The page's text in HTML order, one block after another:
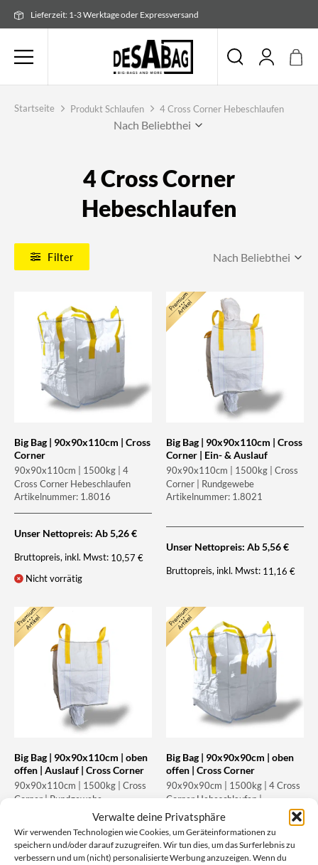
Verwalte deine Privatsphäre
Wir verwenden Technologien wie Cookies, um Geräteinformationen zu
speichern und/oder darauf zuzugreifen. Wir tun dies, um das Surferlebnis zu
verbessern und um (nicht) personalisierte Werbung anzuzeigen. Wenn du
Inhalt
Lieferzeit: 1-3 Werktage oder Expressversand
Startseite Produkt Schlaufen 4 Cross Corner Hebeschlaufen
4 Cross Corner
Hebeschlaufen
Filter
Big Bag | 90x90x110cm | Cross
Corner
90x90x110cm | 1500kg | 4
Cross Corner Hebeschlaufen
Artikelnummer: 1.8016
Unser Nettopreis: Ab5,26€
Bruttopreis, inkl. Mwst: 10,57€
Nicht vorrätig
Big Bag | 90x90x110cm | Cross
Corner | Ein- & Auslauf
90x90x110cm | 1500kg | Cross
Corner | Rundgewebe
Artikelnummer: 1.8021
Unser Nettopreis: Ab5,56€
Bruttopreis, inkl. Mwst: 11,16€
Big Bag | 90x90x110cm | oben
offen | Auslauf | Cross Corner
90x90x110cm | 1500kg | Cross
Corner | Rundgewebe
Artikelnummer: 1.8033
Unser Nettopreis: Ab4,26€
Big Bag | 90x90x90cm | oben
offen | Cross Corner
90x90x90cm | 1500kg | 4 Cross
Corner Hebeschlaufen |
Rundgewebe
Artikelnummer: 1.8031
Unser Nettopreis: Ab4,39€